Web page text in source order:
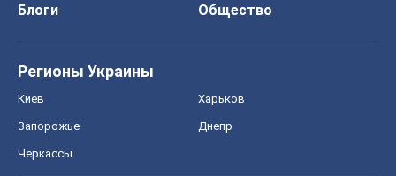
Блоги
Общество
Регионы Украины
Киев Харьков
Запорожье Днепр
Черкассы